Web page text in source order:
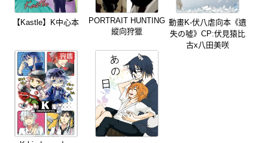
【Kastle】K中心本
PORTRAIT HUNTING
縱向狩獵
動畫K-伏八虐向本《遺
失の噓》CP:伏見猿比
古x八田美咲